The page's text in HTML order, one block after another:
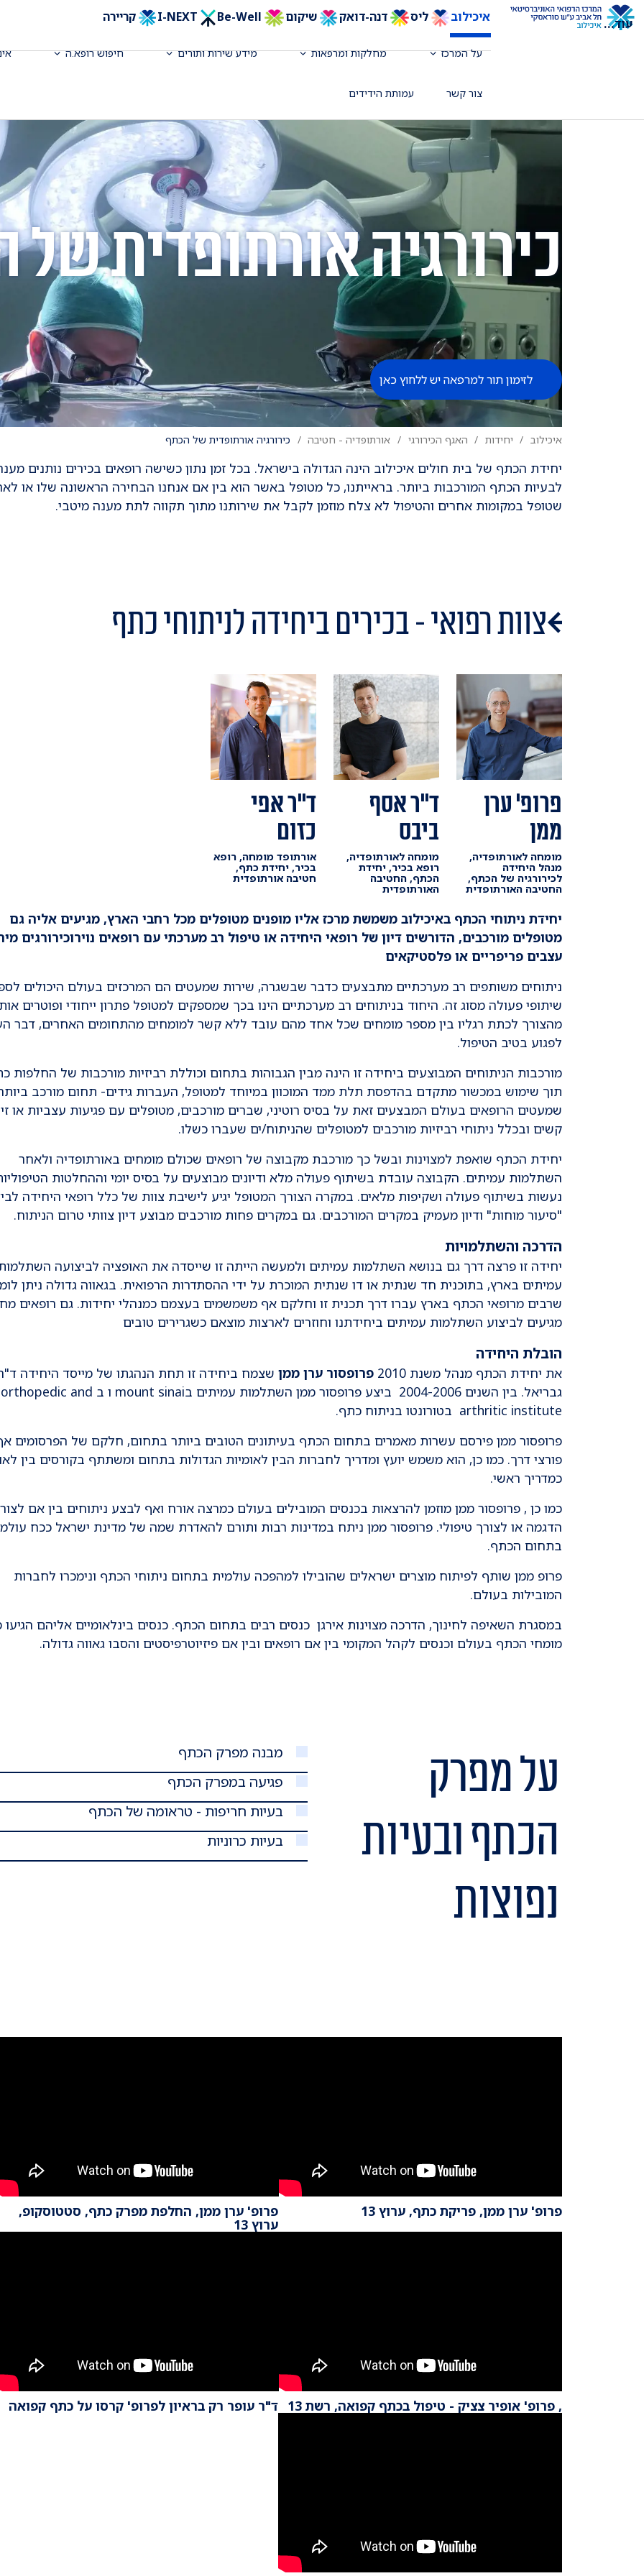
איכילוב ליס דנה-דואק שיקום Be-Well קריירה
על המרכז מחלקות ומרפאות מידע שירות ותורים חיפוש רופא.ה
צור קשר עמותת הידידים
עוד...
כירורגיה אורתופדית
לזימון תור למרפאה יש ללחוץ כאן
איכילוב יחידות האגף הכירורגי אורתופדיה - חטיבה כירורגיה אורתופדית של הכתף
יחידת הכתף של בית חולים איכילוב הינה הגדולה בישראל. בכל זמן נתון כשישה רופאים בכירים נותנים
לבעיות הכתף המורכבות ביותר. בראייתנו, כל מטופל באשר הוא בין אם אנחנו הבחירה הראשונה שלו או
שטופל במקומות אחרים והטיפול לא צלח מוזמן לקבל את שירותנו מתוך תקווה לתת מענה מיטבי.
צוות רפואי - בכירים ביחידה לניתוחי כתף
פרופ' ערן
ממן
מומחה לאורתופדיה,
מנהל היחידה
לכירורגיה של הכתף,
החטיבה האורתופדית
ד"ר אסף
ביבס
מומחה לאורתופדיה,
רופא בכיר, יחידת
הכתף, החטיבה
האורתופדית
ד"ר אפי
כזום
אורתופד מומחה, רופא
בכיר, יחידת כתף,
חטיבה אורתופדית
יחידת ניתוחי הכתף באיכילוב משמשת מרכז אליו מופנים מטופלים מכל רחבי הארץ, מגיעים אליה גם
מטופלים מורכבים, הדורשים דיון של רופאי היחידה או טיפול רב מערכתי עם רופאים נוירוכירורגים
עצבים פריפריים או פלסטיקאים
ניתוחים משותפים רב מערכתיים מתבצעים כדבר שבשגרה, שירות שמעטים הם המרכזים בעולם היכולים
שיתופי פעולה מסוג זה. היחוד בניתוחים רב מערכתיים הינו בכך שמספקים למטופל פתרון ייחודי ופוטרים
מהצורך לכתת רגליו בין מספר מומחים שכל אחד מהם עובד ללא קשר למומחים מהתחומים האחרים, דבר
לפגוע בטיב הטיפול.
מורכבות הניתוחים המבוצעים ביחידה זו הינה מבין הגבוהות בתחום וכוללת רביזיות מורכבות של החלפות
תוך שימוש במכשור מתקדם בהדפסת תלת ממד המוכוון במיוחד למטופל, העברות גידים- תחום מורכב
שמעטים הרופאים בעולם המבצעים זאת על בסיס רוטיני, שברים מורכבים, מטופלים עם פגיעות עצביות או
קשים ובכלל ניתוחי רביזיות מורכבים למטופלים שהניתוח/ים שעברו כשלו.
יחידת הכתף שואפת למצוינות ובשל כך מורכבת מקבוצה של רופאים שכולם מומחים באורתופדיה ולאחר
השתלמות עמיתים. הקבוצה עובדת בשיתוף פעולה מלא ודיונים מבוצעים על בסיס יומי וההחלטות
נעשות בשיתוף פעולה ושקיפות מלאים. במקרה הצורך המטופל יגיע לישיבת צוות של כלל רופאי היחידה
"סיעור מוחות" ודיון מעמיק במקרים המורכבים. גם במקרים פחות מורכבים מבוצע דיון צוותי טרום הניתוח.
הדרכה והשתלמויות
יחידה זו פרצה דרך גם בנושא השתלמות עמיתים ולמעשה הייתה זו שייסדה את האופציה לביצועה
עמיתים בארץ, בתוכנית חד שנתית או דו שנתית המוכרת על ידי ההסתדרות הרפואית. בגאווה גדולה ניתן
שרבים מרופאי הכתף בארץ עברו דרך תכנית זו וחלקם אף משמשמים בעצמם כמנהלי יחידות. גם רופאים
מגיעים לביצוע השתלמות עמיתים ביחידתנו וחוזרים לארצות מוצאם כשגרירים טובים
הובלת היחידה
את יחידת הכתף מנהל משנת 2010 פרופסור ערן ממן שצמח ביחידה זו תחת הנהגתו של מייסד היחידה
גבריאל. בין השנים 2004-2006 ביצע פרופסור ממן השתלמות עמיתים בmount sinai ו ב orthopedic and
arthritic institute בטורונטו בניתוח כתף.
פרופסור ממן פירסם עשרות מאמרים בתחום הכתף בעיתונים הטובים ביותר בתחום, חלקם של הפרסומים
פורצי דרך. כמו כן, הוא משמש יועץ ומדריך לחברות הבין לאומיות הגדולות בתחום ומשתתף בקורסים בין
כמדריך ראשי.
כמו כן , פרופסור ממן מוזמן להרצאות בכנסים המובילים בעולם כמרצה אורח ואף לבצע ניתוחים בין אם
הדגמה או לצורך טיפולי. פרופסור ממן ניתח במדינות רבות ותורם להאדרת שמה של מדינת ישראל ככח
בתחום הכתף.
פרופ ממן שותף לפיתוח מוצרים ישראלים שהובילו למהפכה עולמית בתחום ניתוחי הכתף ונימכרו לחברות
המובילות בעולם.
במסגרת השאיפה לחינוך, הדרכה מצוינות אירגן כנסים רבים בתחום הכתף. כנסים בינלאומיים אליהם הגיעו
מומחי הכתף בעולם וכנסים לקהל המקומי בין אם רופאים ובין אם פיזיוטרפיסטים והסבו גאווה גדולה.
על מפרק
הכתף ובעיות
נפוצות
מבנה מפרק הכתף
פגיעה במפרק הכתף
בעיות חריפות - טראומה של הכתף
בעיות כרוניות
פרופ' ערן ממן, פריקת כתף, ערוץ 13 פרופ' ערן ממן, החלפת מפרק כתף, סטטוסקופ,
ערוץ 13
, פרופ' אופיר צציק - טיפול בכתף קפואה, רשת 13 ד"ר עופר רק בראיון לפרופ' קרסו על כתף קפואה